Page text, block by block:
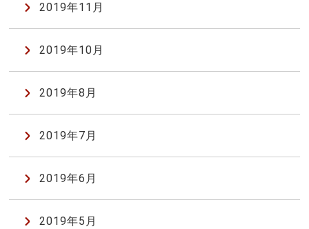
2019年11月
2019年10月
2019年8月
2019年7月
2019年6月
2019年5月